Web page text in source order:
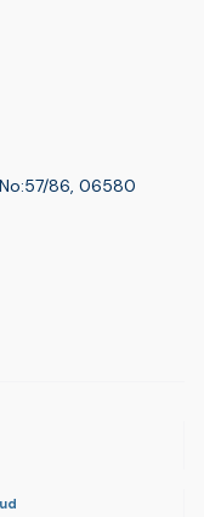
No:57/86, 06580